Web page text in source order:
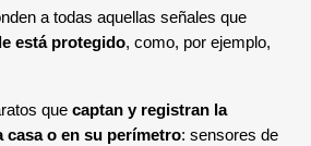
a todas aquellas señales que
está protegido, como, por ejemplo,
que captan y registran la
casa o en su perímetro: sensores de